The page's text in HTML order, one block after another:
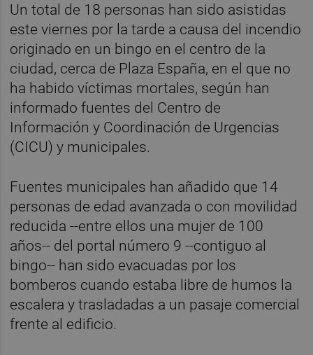
Un total de 18 personas han sido asistidas
este viernes por la tarde a causa del incendio
originado en un bingo en el centro de la
ciudad, cerca de Plaza España, en el que no
ha habido víctimas mortales, según han
informado fuentes del Centro de
Información y Coordinación de Urgencias
(CICU) y municipales.
Fuentes municipales han añadido que 14
personas de edad avanzada o con movilidad
reducida --entre ellos una mujer de 100
años-- del portal número 9 --contiguo al
bingo-- han sido evacuadas por los
bomberos cuando estaba libre de humos la
escalera y trasladadas a un pasaje comercial
frente al edificio.